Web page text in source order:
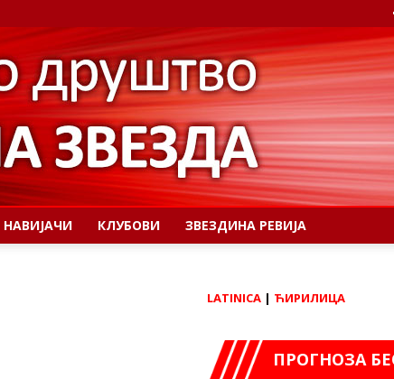
НАВИЈАЧИ КЛУБОВИ ЗВЕЗДИНА РЕВИЈА
LATINICA | ЋИРИЛИЦА
ПРОГНОЗА